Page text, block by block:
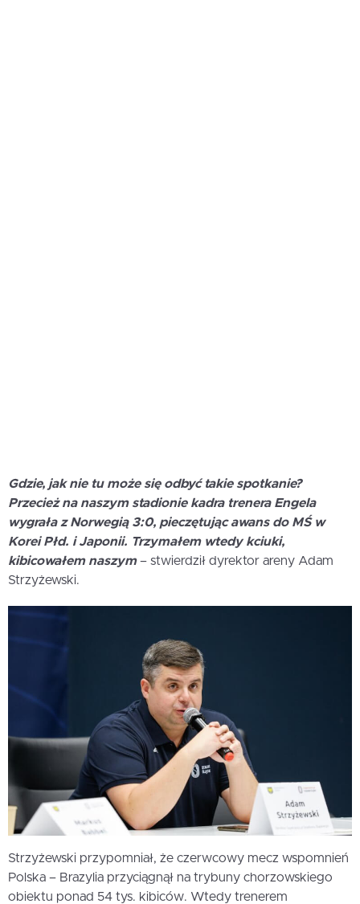
Gdzie, jak nie tu może się odbyć takie spotkanie?
Przecież na naszym stadionie kadra trenera Engela
wygrała z Norwegią 3:0, pieczętując awans do MŚ w
Korei Płd. i Japonii. Trzymałem wtedy kciuki,
kibicowałem naszym– stwierdził dyrektor areny Adam
Strzyżewski.
Strzyżewski przypomniał, że czerwcowy mecz wspomnień
Polska – Brazylia przyciągnął na trybuny chorzowskiego
obiektu ponad 54 tys. kibiców. Wtedy trenerem